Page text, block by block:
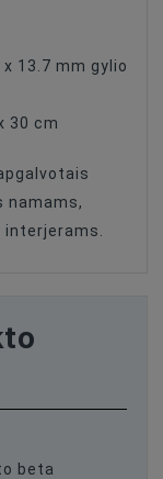
13.7 mm gylio
30 cm
namams,
beta